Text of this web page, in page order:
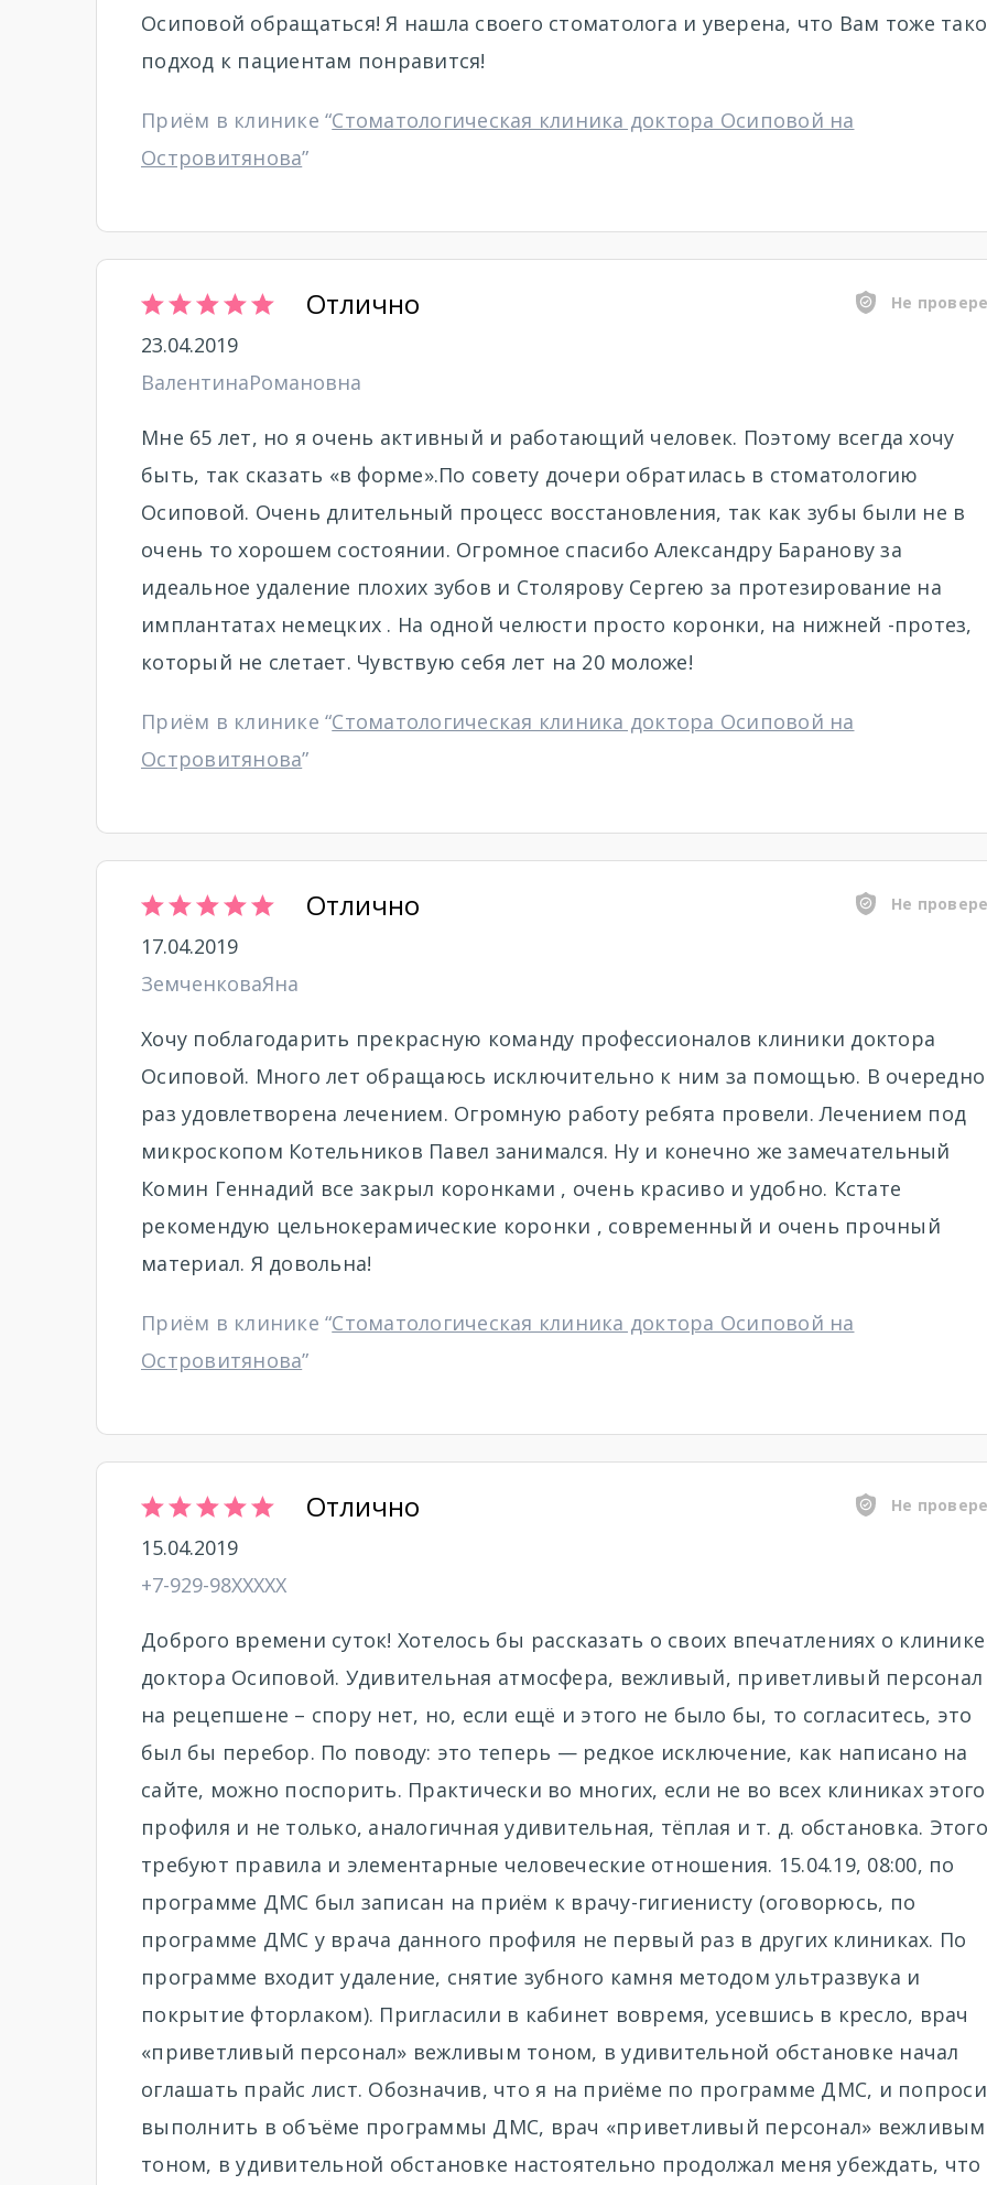
Осиповой обращаться! Я нашла своего стоматолога и уверена, что Вам тоже
подход к пациентам понравится!
Приём в клинике “Стоматологическая клиника доктора Осиповой на
Островитянова”
Отлично Не
23.04.2019
ВалентинаРомановна
Мне 65 лет, но я очень активный и работающий человек. Поэтому всегда хочу
быть, так сказать «в форме».По совету дочери обратилась в стоматологию
Осиповой. Очень длительный процесс восстановления, так как зубы были не в
очень то хорошем состоянии. Огромное спасибо Александру Баранову за
идеальное удаление плохих зубов и Столярову Сергею за протезирование на
имплантатах немецких . На одной челюсти просто коронки, на нижней -протез,
который не слетает. Чувствую себя лет на 20 моложе!
Приём в клинике “Стоматологическая клиника доктора Осиповой на
Островитянова”
Отлично Не
17.04.2019
ЗемченковаЯна
Хочу поблагодарить прекрасную команду профессионалов клиники доктора
Осиповой. Много лет обращаюсь исключительно к ним за помощью. В
раз удовлетворена лечением. Огромную работу ребята провели. Лечением под
микроскопом Котельников Павел занимался. Ну и конечно же замечательный
Комин Геннадий все закрыл коронками , очень красиво и удобно. Кстате
рекомендую цельнокерамические коронки , современный и очень прочный
материал. Я довольна!
Приём в клинике “Стоматологическая клиника доктора Осиповой на
Островитянова”
Отлично Не
15.04.2019
+7-929-98XXXXX
Доброго времени суток! Хотелось бы рассказать о своих впечатлениях о клинике
доктора Осиповой. Удивительная атмосфера, вежливый, приветливый персонал
на рецепшене – спору нет, но, если ещё и этого не было бы, то согласитесь, это
был бы перебор. По поводу: это теперь — редкое исключение, как написано на
сайте, можно поспорить. Практически во многих, если не во всех клиниках этого
профиля и не только, аналогичная удивительная, тёплая и т. д. обстановка. Этого
требуют правила и элементарные человеческие отношения. 15.04.19, 08:00, по
программе ДМС был записан на приём к врачу-гигиенисту (оговорюсь, по
программе ДМС у врача данного профиля не первый раз в других клиниках. По
программе входит удаление, снятие зубного камня методом ультразвука и
покрытие фторлаком). Пригласили в кабинет вовремя, усевшись в кресло, врач
«приветливый персонал» вежливым тоном, в удивительной обстановке начал
оглашать прайс лист. Обозначив, что я на приёме по программе ДМС, и
выполнить в объёме программы ДМС, врач «приветливый персонал» вежливым
тоном, в удивительной обстановке настоятельно продолжал меня убеждать, что